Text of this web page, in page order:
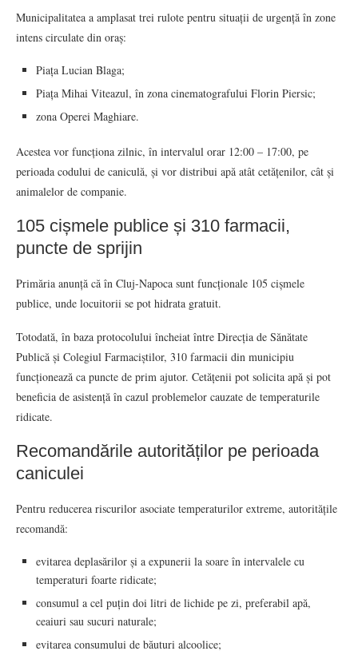
Municipalitatea a amplasat trei rulote pentru situații de urgență în zone
intens circulate din oraș:
Piața Lucian Blaga;
Piața Mihai Viteazul, în zona cinematografului Florin Piersic;
zona Operei Maghiare.
Acestea vor funcționa zilnic, în intervalul orar 12:00 – 17:00, pe
perioada codului de caniculă, și vor distribui apă atât cetățenilor, cât și
animalelor de companie.
105 cișmele publice și 310 farmacii,
puncte de sprijin
Primăria anunță că în Cluj-Napoca sunt funcționale 105 cișmele
publice, unde locuitorii se pot hidrata gratuit.
Totodată, în baza protocolului încheiat între Direcția de Sănătate
Publică și Colegiul Farmaciștilor, 310 farmacii din municipiu
funcționează ca puncte de prim ajutor. Cetățenii pot solicita apă și pot
beneficia de asistență în cazul problemelor cauzate de temperaturile
ridicate.
Recomandările autorităților pe perioada
caniculei
Pentru reducerea riscurilor asociate temperaturilor extreme, autoritățile
recomandă:
evitarea deplasărilor și a expunerii la soare în intervalele cu
temperaturi foarte ridicate;
consumul a cel puțin doi litri de lichide pe zi, preferabil apă,
ceaiuri sau sucuri naturale;
evitarea consumului de băuturi alcoolice;